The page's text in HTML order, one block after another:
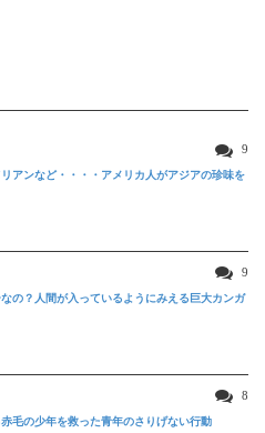
9
アンなど・・・・アメリカ人がアジアの珍味を
9
の？人間が入っているようにみえる巨大カンガ
8
毛の少年を救った青年のさりげない行動